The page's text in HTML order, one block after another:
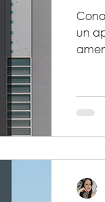
Panama
Panama
un